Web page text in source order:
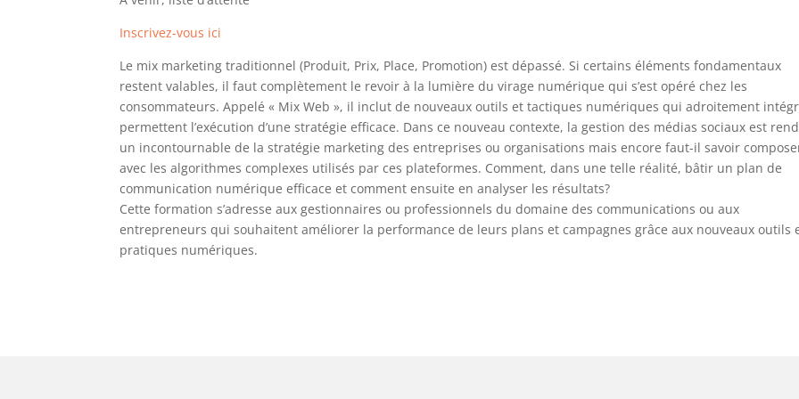
Inscrivez-vous ici
Le mix marketing traditionnel (Produit, Prix, Place, Promotion) est dépassé. Si certains éléments fondamentaux
restent valables, il faut complètement le revoir à la lumière du virage numérique qui s’est opéré chez les
consommateurs. Appelé « Mix Web », il inclut de nouveaux outils et tactiques numériques qui adroitement
permettent l’exécution d’une stratégie efficace. Dans ce nouveau contexte, la gestion des médias sociaux est
un incontournable de la stratégie marketing des entreprises ou organisations mais encore faut-il savoir
avec les algorithmes complexes utilisés par ces plateformes. Comment, dans une telle réalité, bâtir un plan de
communication numérique efficace et comment ensuite en analyser les résultats?
Cette formation s’adresse aux gestionnaires ou professionnels du domaine des communications ou aux
entrepreneurs qui souhaitent améliorer la performance de leurs plans et campagnes grâce aux nouveaux outils
pratiques numériques.